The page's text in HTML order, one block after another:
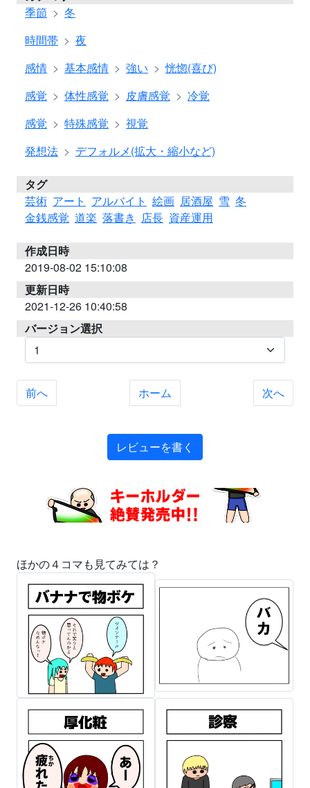
季節
冬
時間帯
夜
感情
基本感情 強い
恍惚(喜び)
感覚
体性感覚 皮膚感覚
冷覚
感覚
特殊感覚
視覚
発想法
デフォルメ(拡大・縮小など)
タグ
芸術 アート アルバイト 絵画 居酒屋 雪 冬
金銭感覚 道楽 落書き 店長 資産運用
作成日時
2019-08-02 15:10:08
更新日時
2021-12-26 10:40:58
バージョン選択
前へ ホーム 次へ
レビューを書く
ほかの４コマも見てみては？